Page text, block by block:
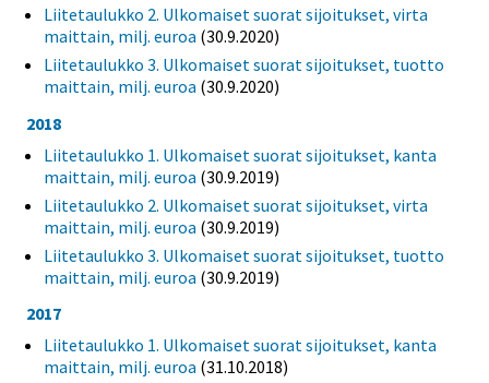
Liitetaulukko 2. Ulkomaiset suorat sijoitukset, virta
maittain, milj. euroa (30.9.2020)
Liitetaulukko 3. Ulkomaiset suorat sijoitukset, tuotto
maittain, milj. euroa (30.9.2020)
2018
Liitetaulukko 1. Ulkomaiset suorat sijoitukset, kanta
maittain, milj. euroa (30.9.2019)
Liitetaulukko 2. Ulkomaiset suorat sijoitukset, virta
maittain, milj. euroa (30.9.2019)
Liitetaulukko 3. Ulkomaiset suorat sijoitukset, tuotto
maittain, milj. euroa (30.9.2019)
2017
Liitetaulukko 1. Ulkomaiset suorat sijoitukset, kanta
maittain, milj. euroa (31.10.2018)